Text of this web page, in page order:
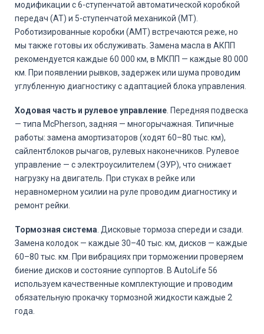
модификации с 6-ступенчатой автоматической коробкой
передач (AT) и 5-ступенчатой механикой (MT).
Роботизированные коробки (AMT) встречаются реже, но
мы также готовы их обслуживать. Замена масла в АКПП
рекомендуется каждые 60 000 км, в МКПП — каждые 80 000
км. При появлении рывков, задержек или шума проводим
углубленную диагностику с адаптацией блока управления.
Ходовая часть и рулевое управление . Передняя подвеска
— типа McPherson, задняя — многорычажная. Типичные
работы: замена амортизаторов (ходят 60–80 тыс. км),
сайлентблоков рычагов, рулевых наконечников. Рулевое
управление — с электроусилителем (ЭУР), что снижает
нагрузку на двигатель. При стуках в рейке или
неравномерном усилии на руле проводим диагностику и
ремонт рейки.
Тормозная система . Дисковые тормоза спереди и сзади.
Замена колодок — каждые 30–40 тыс. км, дисков — каждые
60–80 тыс. км. При вибрациях при торможении проверяем
биение дисков и состояние суппортов. В AutoLife 56
используем качественные комплектующие и проводим
обязательную прокачку тормозной жидкости каждые 2
года.